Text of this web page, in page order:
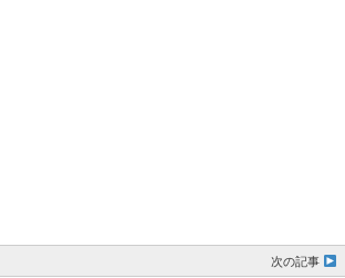
次の記事